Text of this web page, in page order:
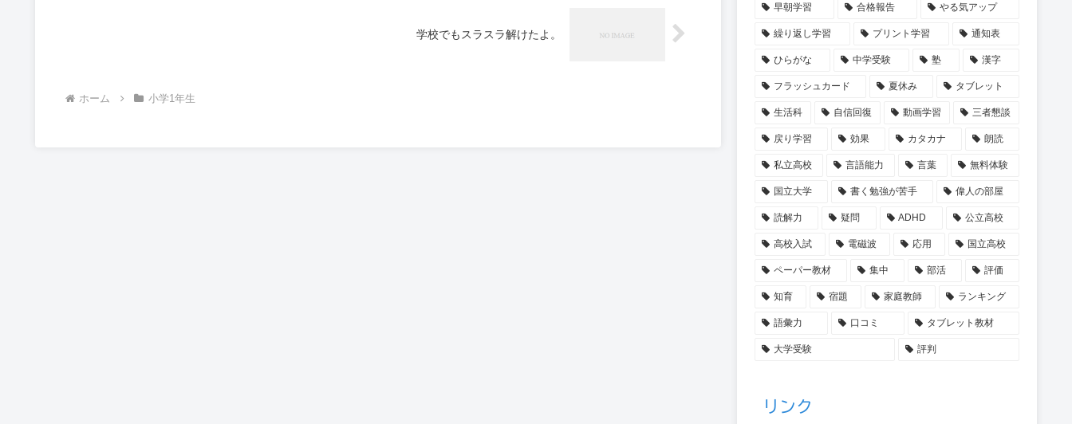
学校でもスラスラ解けたよ。
ホーム 小学1年生
早朝学習 合格報告 やる気アップ
繰り返し学習 プリント学習 通知表
ひらがな 中学受験 塾 漢字
フラッシュカード 夏休み タブレット
生活科 自信回復 動画学習 三者懇談
戻り学習 効果 カタカナ 朗読
私立高校 言語能力 言葉 無料体験
国立大学 書く勉強が苦手 偉人の部屋
読解力 疑問 ADHD 公立高校
高校入試 電磁波 応用 国立高校
ペーパー教材 集中 部活 評価
知育 宿題 家庭教師 ランキング
語彙力 口コミ タブレット教材
大学受験 評判
リンク